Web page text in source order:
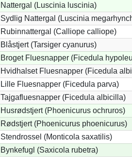
Nattergal (Luscinia luscinia)
Sydlig Nattergal (Luscinia
Rubinnattergal (Calliope calliope)
Blåstjert (Tarsiger cyanurus)
Broget Fluesnapper (Ficedula
Hvidhalset Fluesnapper (Ficedula
Lille Fluesnapper (Ficedula parva)
Tajgafluesnapper (Ficedula albicilla)
Husrødstjert (Phoenicurus ochruros)
Rødstjert (Phoenicurus phoenicurus)
Stendrossel (Monticola saxatilis)
Bynkefugl (Saxicola rubetra)